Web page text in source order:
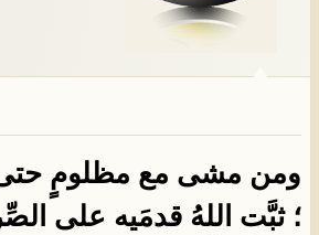
ومن مشى مع مظلومٍ حتى
؛ ثبَّت اللهُ قدمَيه على